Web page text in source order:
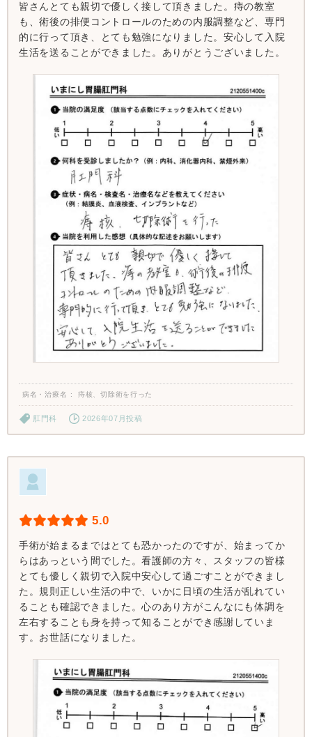
皆さんとても親切で優しく接して頂きました。痔の教室
も、術後の排便コントロールのための内服調整など、専門
的に行って頂き、とても勉強になりました。安心して入院
生活を送ることができました。ありがとうございました。
病名・治療名 痔核、切除術を行った
肛門科 2026年07月投稿
5.0
手術が始まるまではとても恐かったのですが、始まってか
らはあっという間でした。看護師の方々、スタッフの皆様
とても優しく親切で入院中安心して過ごすことができまし
た。規則正しい生活の中で、いかに日頃の生活が乱れてい
ることも確認できました。心のあり方がこんなにも体調を
左右することも身を持って知ることができ感謝していま
す。お世話になりました。